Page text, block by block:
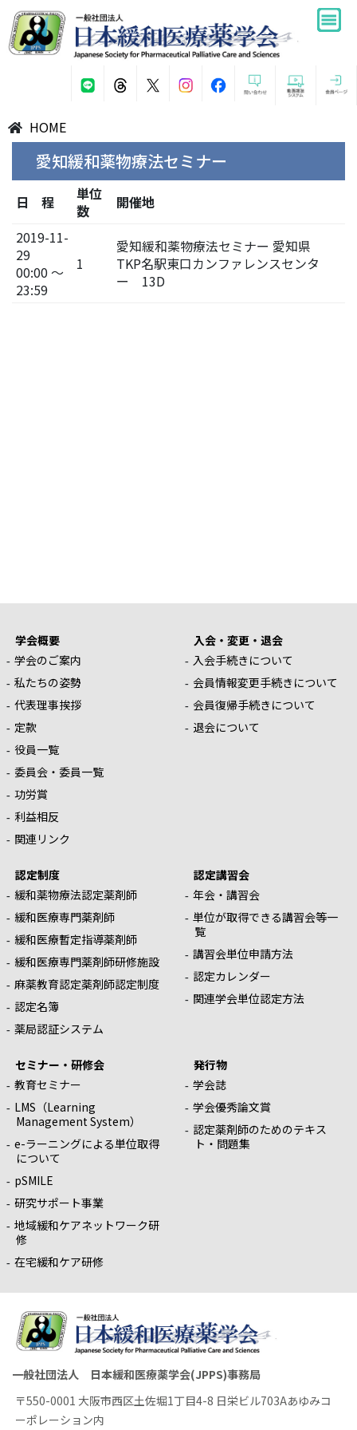
HOME
愛知緩和薬物療法セミナー
日 程
単位
数
開催地
2019-11-
29
00:00 ～
23:59
1
愛知緩和薬物療法セミナー 愛知県
TKP名駅東口カンファレンスセンタ
ー 13D
学会概要
学会のご案内
私たちの姿勢
代表理事挨拶
定款
役員一覧
委員会・委員一覧
功労賞
利益相反
関連リンク
入会・変更・退会
入会手続きについて
会員情報変更手続きについて
会員復帰手続きについて
退会について
認定制度
緩和薬物療法認定薬剤師
緩和医療専門薬剤師
緩和医療暫定指導薬剤師
緩和医療専門薬剤師研修施設
麻薬教育認定薬剤師認定制度
認定名簿
薬局認証システム
認定講習会
年会・講習会
単位が取得できる講習会等一
覧
講習会単位申請方法
認定カレンダー
関連学会単位認定方法
セミナー・研修会
教育セミナー
LMS（Learning
Management System）
e-ラーニングによる単位取得
について
pSMILE
研究サポート事業
地域緩和ケアネットワーク研
修
在宅緩和ケア研修
発行物
学会誌
学会優秀論文賞
認定薬剤師のためのテキス
ト・問題集
一般社団法人 日本緩和医療薬学会(JPPS)事務局
〒550-0001 大阪市西区土佐堀1丁目4-8 日栄ビル703Aあゆみコ
ーポレーション内